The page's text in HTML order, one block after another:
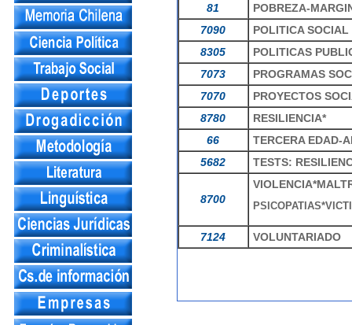
81
POBREZA-
7090
POLITICA SOCIAL
8305
POLITICAS
7073
PROGRAMAS
7070
PROYECTOS
8780
RESILIENCIA*
66
TERCERA EDAD-
5682
TESTS:
8700
7124 VOLUNTARIADO